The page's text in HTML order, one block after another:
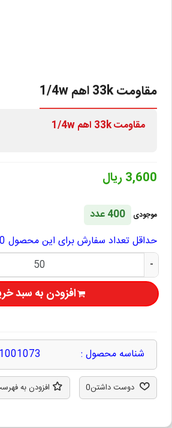
مقاومت 33k اهم 1/4w
مقاومت 33k اهم 1/4w
3,600 ریال
موجودی
400 عدد
حداقل تعداد سفارش برای این محصول 50 عدد است.
-
افزودن به سبد
شناسه محصول :
دوست داشتن0 افزودن به